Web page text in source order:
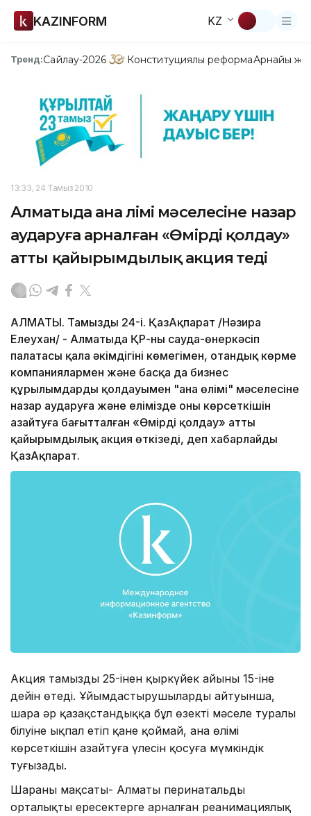
KAZINFORM KZ
Тренд:Сайлау-2026 Конституциялық реформаАрнайы
13:33, 24 Тамыз 2010
Алматыда ана өлімі мәселесіне назар
аударуға арналған «Өмірді қолдау»
атты қайырымдылық акция өтеді
АЛМАТЫ. Тамыздың 24-і. ҚазАқпарат /Нәзира
Елеухан/ - Алматыда ҚР-ның сауда-өнеркәсіп
палатасы қала әкімдігінің көмегімен, отандық көрме
компаниялармен және басқа да бизнес
құрылымдардың қолдауымен "ана өлімі" мәселесіне
назар аударуға және елімізде оның көрсеткішін
азайтуға бағытталған «Өмірді қолдау» атты
қайырымдылық акция өткізеді, деп хабарлайды
ҚазАқпарат.
Акция тамыздың 25-інен қыркүйек айының 15-іне
дейін өтеді. Ұйымдастырушылардың айтуынша,
шара әр қазақстандыққа бұл өзекті мәселе туралы
білуіне ықпал етіп қане қоймай, ана өлімі
көрсеткішін азайтуға үлесін қосуға мүмкіндік
туғызады.
Шараның мақсаты- Алматы перинатальды
орталықтың ересектерге арналған реанимациялық